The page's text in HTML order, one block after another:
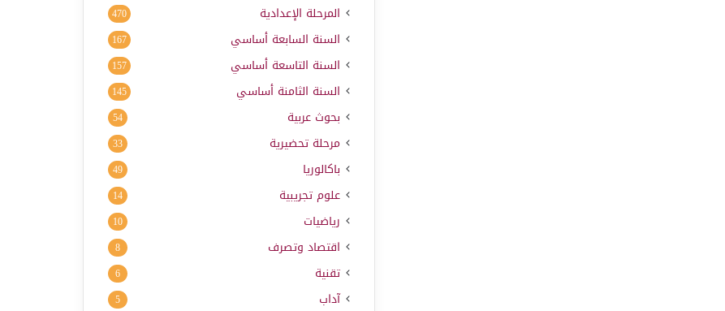
المرحلة الإعدادية 470
السنة السابعة أساسي 167
السنة التاسعة أساسي 157
السنة الثامنة أساسي 145
بحوث عربية 54
مرحلة تحضيرية 33
باكالوريا 49
علوم تجريبية 14
رياضيات 10
اقتصاد وتصرف 8
تقنية 6
آداب 5